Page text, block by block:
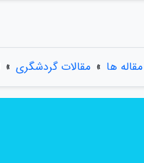
ها » مقالات گردشگری »